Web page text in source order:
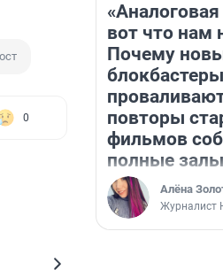
0
вот что нам
Почему
блокбастеры
повторы
фильмов
полные залы
Алёна
Журналист